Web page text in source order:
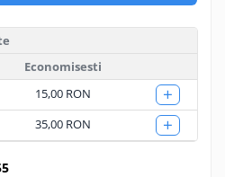
Economisesti
15,00 RON +
35,00 RON +